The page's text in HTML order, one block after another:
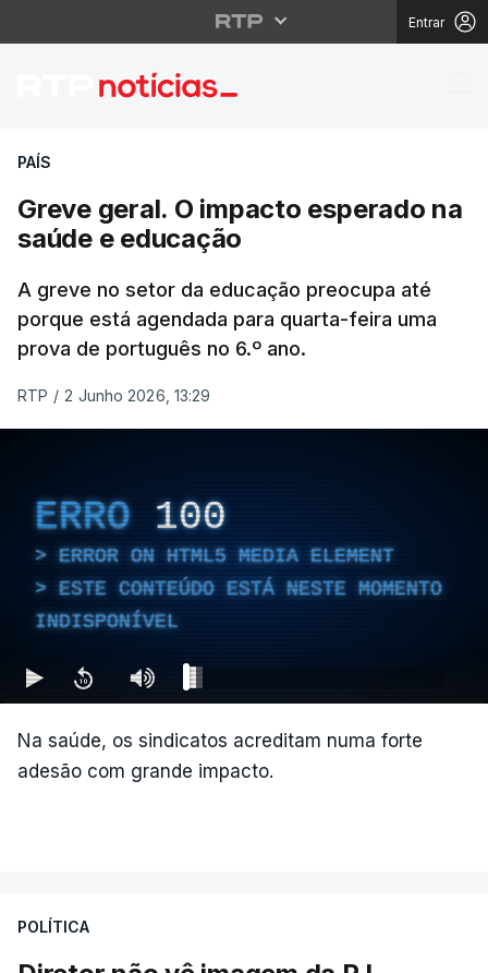
Entrar
Greve geral. O
PAÍS
Greve geral. O impacto esperado na
saúde e educação
A greve no setor da educação preocupa até
porque está agendada para quarta-feira uma
prova de português no 6.º ano.
RTP / 2 Junho 2026, 13:29
ERRO 100
ERROR ON HTML5 MEDIA ELEMENT
ESTE CONTEÚDO ESTÁ NESTE MOMENTO
INDISPONÍVEL
Na saúde, os sindicatos acreditam numa forte
adesão com grande impacto.
POLÍTICA